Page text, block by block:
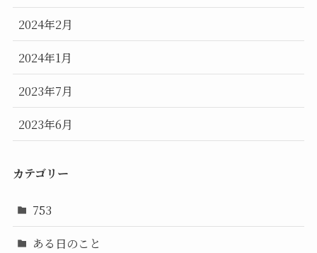
2024年2月
2024年1月
2023年7月
2023年6月
カテゴリー
753
ある日のこと